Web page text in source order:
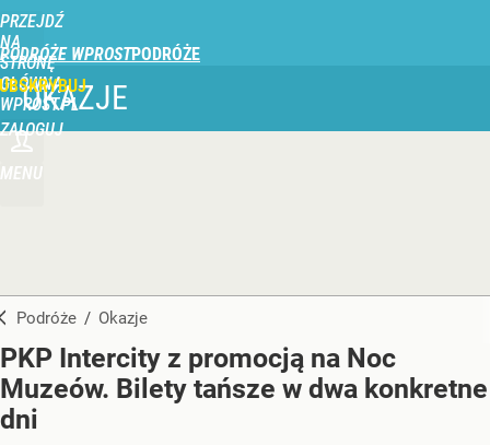
PRZEJDŹ
NA
STRONĘ
GŁÓWNĄ
WPROST.PL
PODRÓŻE WPROST
ZALOGUJ
MENU
OKAZJE
Podróże / Okazje
PKP Intercity z promocją na Noc
Muzeów. Bilety tańsze w dwa konkretne
dni